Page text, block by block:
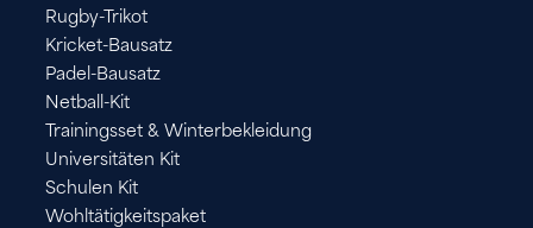
Rugby-Trikot
Kricket-Bausatz
Padel-Bausatz
Netball-Kit
Trainingsset & Winterbekleidung
Universitäten Kit
Schulen Kit
Wohltätigkeitspaket